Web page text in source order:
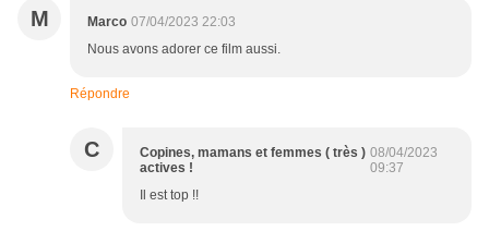
M Marco 07/04/2023 22:03
Nous avons adorer ce film aussi.
Répondre
C
Copines, mamans et femmes ( très )
actives !
08/04/2023
09:37
Il est top !!